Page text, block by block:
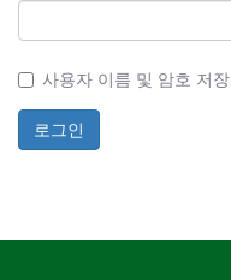
사용자 이름 및 암호 저장